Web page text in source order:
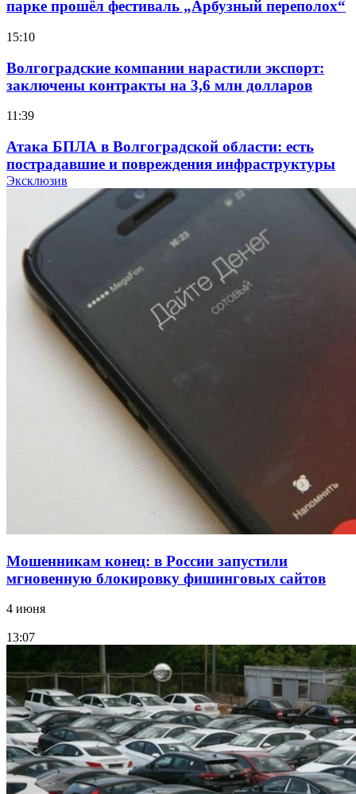
парке прошёл фестиваль „Арбузный переполох“
15:10
Волгоградские компании нарастили экспорт:
заключены контракты на 3,6 млн долларов
11:39
Атака БПЛА в Волгоградской области: есть
пострадавшие и повреждения инфраструктуры
Волгоградские вузы в топе зарплатного
рейтинга: ВолгГТУ и ВолгГМУ вошли в топ‑15
для химической отрасли и фармацевтики
18:39
В Красноармейском районе Волгограда стартует
конкурс на ремонт моста через Волго‑Донской
судоходный канал
Фестиваль #ТриЧетыре в Волгограде пройдёт
11–13 сентября в рамках Года единства народов
Эксклюзив
Мошенникам конец: в России запустили
мгновенную блокировку фишинговых сайтов
4 июня
13:07